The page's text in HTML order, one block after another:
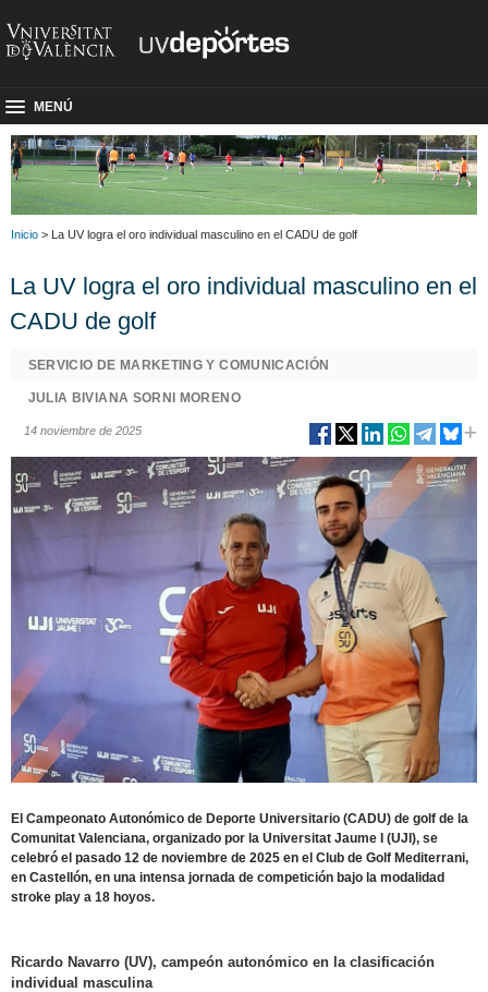
MENÚ
Inicio > La UV logra el oro individual masculino en el CADU de golf
La UV logra el oro individual masculino en el
CADU de golf
SERVICIO DE MARKETING Y COMUNICACIÓN
JULIA BIVIANA SORNI MORENO
14 noviembre de 2025
El Campeonato Autonómico de Deporte Universitario (CADU) de golf de la
Comunitat Valenciana, organizado por la Universitat Jaume I (UJI), se
celebró el pasado 12 de noviembre de 2025 en el Club de Golf Mediterrani,
en Castellón, en una intensa jornada de competición bajo la modalidad
stroke play a 18 hoyos.
Ricardo Navarro (UV), campeón autonómico en la clasificación
individual masculina